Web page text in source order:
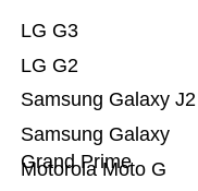
Motorola Moto G
Samsung Galaxy
Grand Prime
Samsung Galaxy J2
LG G2
LG G3